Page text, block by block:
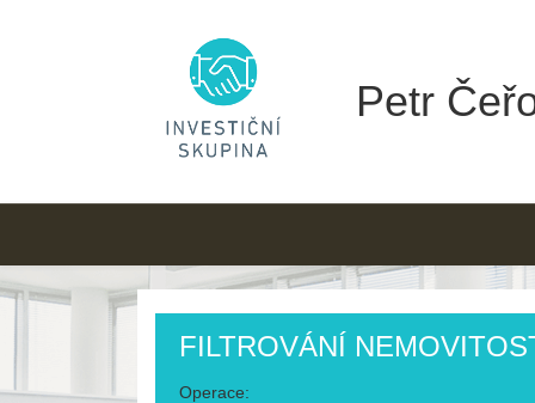
Petr
FILTROVÁNÍ
Operace: